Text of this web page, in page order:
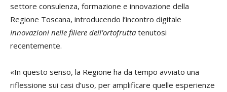
settore consulenza, formazione e innovazione della
Regione Toscana, introducendo l’incontro digitale
Innovazioni nelle filiere dell’ortofrutta tenutosi
recentemente.
«In questo senso, la Regione ha da tempo avviato una
riflessione sui casi d’uso, per amplificare quelle esperienze